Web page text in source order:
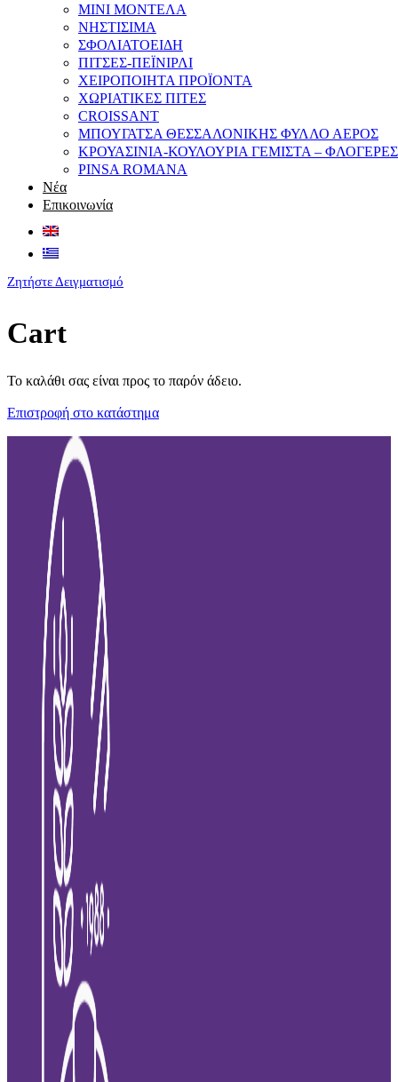
ΜΙΝΙ ΜΟΝΤΕΛΑ
ΝΗΣΤΙΣΙΜΑ
ΣΦΟΛΙΑΤΟΕΙΔΗ
ΠΙΤΣΕΣ-ΠΕΪΝΙΡΛΙ
ΧΕΙΡΟΠΟΙΗΤΑ ΠΡΟΪΟΝΤΑ
ΧΩΡΙΑΤΙΚΕΣ ΠΙΤΕΣ
CROISSANT
ΜΠΟΥΓΑΤΣΑ ΘΕΣΣΑΛΟΝΙΚΗΣ ΦΥΛΛΟ ΑΕΡΟΣ
ΚΡΟΥΑΣΙΝΙΑ-ΚΟΥΛΟΥΡΙΑ ΓΕΜΙΣΤΑ – ΦΛΟΓΕΡΕΣ
PINSA ROMANA
Νέα
Επικοινωνία
Ζητήστε Δειγματισμό
Cart
Το καλάθι σας είναι προς το παρόν άδειο.
Επιστροφή στο κατάστημα